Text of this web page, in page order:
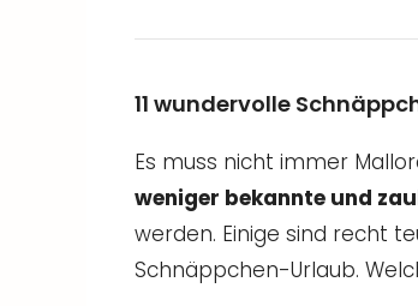
11 wundervolle
Es muss nicht immer
weniger bekannte und
werden. Einige sind recht
Schnäppchen-Urlaub.